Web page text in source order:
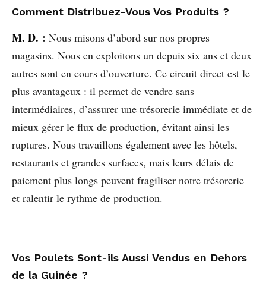
Comment Distribuez-Vous Vos Produits ?
M. D. : Nous misons d’abord sur nos propres
magasins. Nous en exploitons un depuis six ans et deux
autres sont en cours d’ouverture. Ce circuit direct est le
plus avantageux : il permet de vendre sans
intermédiaires, d’assurer une trésorerie immédiate et de
mieux gérer le flux de production, évitant ainsi les
ruptures. Nous travaillons également avec les hôtels,
restaurants et grandes surfaces, mais leurs délais de
paiement plus longs peuvent fragiliser notre trésorerie
et ralentir le rythme de production.
Vos Poulets Sont-ils Aussi Vendus en Dehors
de la Guinée ?